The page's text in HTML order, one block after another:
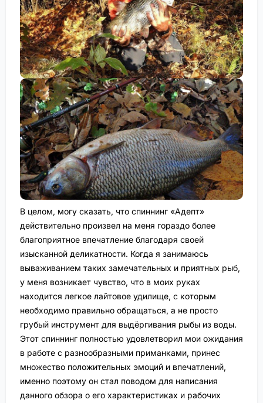
В целом, могу сказать, что спиннинг «Адепт»
действительно произвел на меня гораздо более
благоприятное впечатление благодаря своей
изысканной деликатности. Когда я занимаюсь
вываживанием таких замечательных и приятных рыб,
у меня возникает чувство, что в моих руках
находится легкое лайтовое удилище, с которым
необходимо правильно обращаться, а не просто
грубый инструмент для выдёргивания рыбы из воды.
Этот спиннинг полностью удовлетворил мои ожидания
в работе с разнообразными приманками, принес
множество положительных эмоций и впечатлений,
именно поэтому он стал поводом для написания
данного обзора о его характеристиках и рабочих